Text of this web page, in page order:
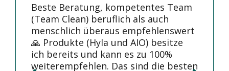
Beste Beratung, kompetentes Team
(Team Clean) beruflich als auch
menschlich überaus empfehlenswert
🙏 Produkte (Hyla und AIO) besitze
ich bereits und kann es zu 100%
weiterempfehlen. Das sind die besten